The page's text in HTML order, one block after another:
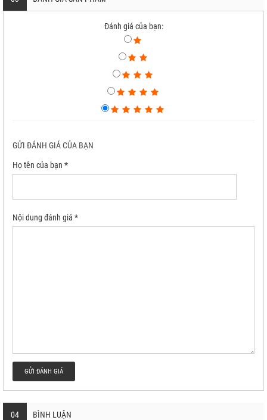
Đánh giá của bạn:
GỬI ĐÁNH GIÁ CỦA BẠN
Họ tên của bạn *
Nội dung đánh giá *
GỬI ĐÁNH GIÁ
04 BÌNH LUẬN